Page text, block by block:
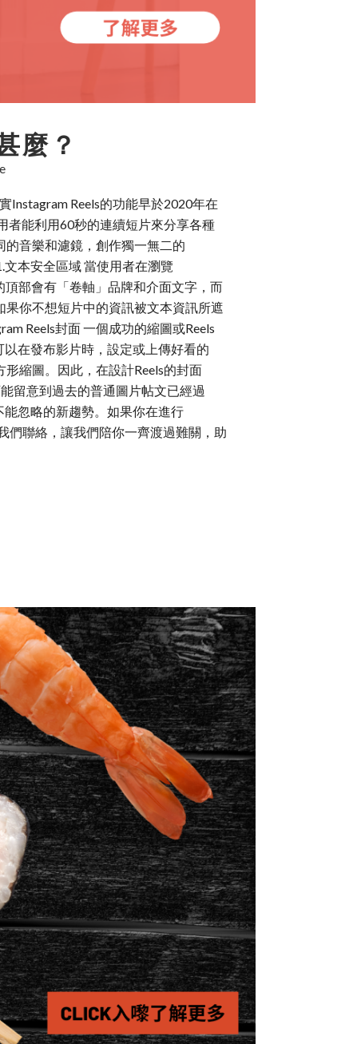
麼？
Instagram Reels的功能早於2020年在
者能利用60秒的連續短片來分享各種
音樂和濾鏡，創作獨一無二的
文本安全區域 當使用者在瀏覽
頂部會有「卷軸」品牌和介面文字，而
你不想短片中的資訊被文本資訊所遮
Reels封面 一個成功的縮圖或Reels
在發布影片時，設定或上傳好看的
縮圖。因此，在設計Reels的封面
留意到過去的普通圖片帖文已經過
忽略的新趨勢。如果你在進行
們聯絡，讓我們陪你一齊渡過難關，助